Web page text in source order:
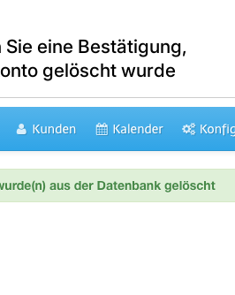
eine Bestätigung,
gelöscht wurde